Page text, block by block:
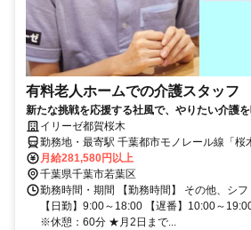
有料老人ホームでの介護スタッフ
新たな挑戦を応援する社風で、やりたい介護を
イリーゼ都賀桜木
勤務地・最寄駅 千葉都市モノレール線「桜
1.0kｍ) ※車通勤OK
月給281,580円以上
千葉県千葉市若葉区
勤務時間・期間 【勤務時間】 その他、シ
【日勤】9:00～18:00 【遅番】10:00～
※休憩：60分 ★月2日まで...